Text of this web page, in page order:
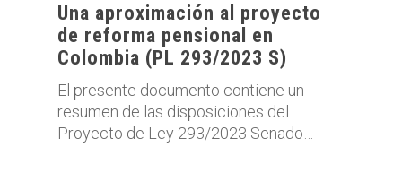
Una aproximación al proyecto
de reforma pensional en
Colombia (PL 293/2023 S)
El presente documento contiene un
resumen de las disposiciones del
Proyecto de Ley 293/2023 Senado…